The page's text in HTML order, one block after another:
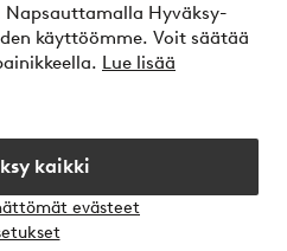
Napsauttamalla Hyväksy-
käyttöömme. Voit säätää
Lue lisää
kaikki
evästeet